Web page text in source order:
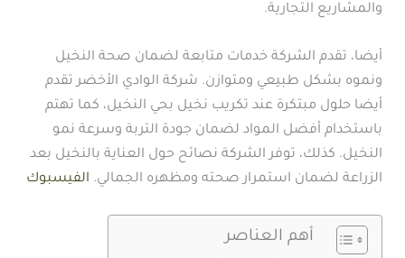
والمشاريع التجارية.
أيضا، تقدم الشركة خدمات متابعة لضمان صحة النخيل
ونموه بشكل طبيعي ومتوازن. شركة الوادي الأخضر تقدم
أيضا حلول مبتكرة عند تكريب نخيل بحي النخيل، كما تهتم
باستخدام أفضل المواد لضمان جودة التربة وسرعة نمو
النخيل. كذلك، توفر الشركة نصائح حول العناية بالنخيل بعد
الزراعة لضمان استمرار صحته ومظهره الجمالي. الفيسبوك
أهم العناصر